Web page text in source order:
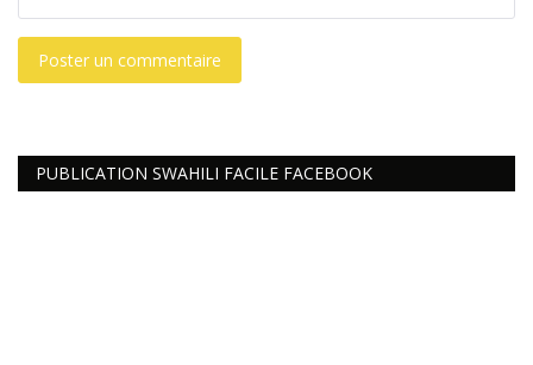
Poster un commentaire
PUBLICATION SWAHILI FACILE FACEBOOK